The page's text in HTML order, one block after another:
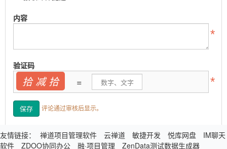
内容
验证码
拾 减 拾 =
评论通过审核后显示。
友情链接： 禅道项目管理软件 云禅道 敏捷开发 悦库网盘
IM聊天
软件
ZDOO协同办公 融·项目管理 ZenData测试数据生成器